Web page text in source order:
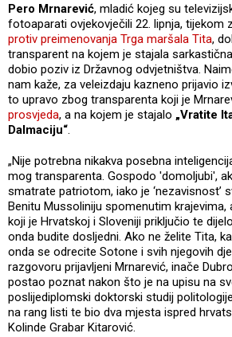
Pero Mrnarević, mladić kojeg su
fotoaparati ovjekovječili 22. lipnja, tijekom
protiv preimenovanja Trga maršala Tita,
transparent na kojem je stajala
dobio poziv iz Državnog odvjetništva.
nam kaže, za veleizdaju kazneno prijavio
to upravo zbog transparenta koji je
prosvjeda, a na kojem je stajalo „Vratite
Dalmaciju“.
„Nije potrebna nikakva posebna
mog transparenta. Gospodo 'domoljubi',
smatrate patriotom, iako je ‘nezavisnost’
Benitu Mussoliniju spomenutim krajevima,
koji je Hrvatskoj i Sloveniji priključio te
onda budite dosljedni. Ako ne želite Tita,
onda se odrecite Sotone i svih njegovih
razgovoru prijavljeni Mrnarević, inače
postao poznat nakon što je na upisu na
poslijediplomski doktorski studij
na rang listi te bio dva mjesta ispred
Kolinde Grabar Kitarović.